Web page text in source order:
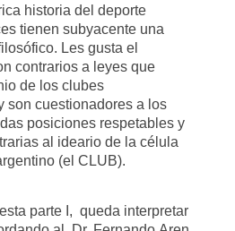
historia del deporte
tienen subyacente una
Les gusta el
contrarios a leyes que
de los clubes
son cuestionadores a los
posiciones respetables y
al ideario de la célula
(el CLUB).
parte I, queda interpretar